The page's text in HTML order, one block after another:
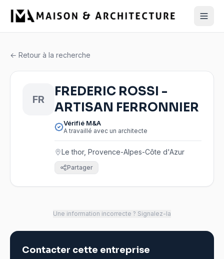
← Retour à la recherche
FR
FREDERIC ROSSI -
ARTISAN FERRONNIER
Vérifié M&A
A travaillé avec un architecte
Le thor, Provence-Alpes-Côte d'Azur
Partager
Une information incorrecte ? Signalez-la
Contacter cette entreprise